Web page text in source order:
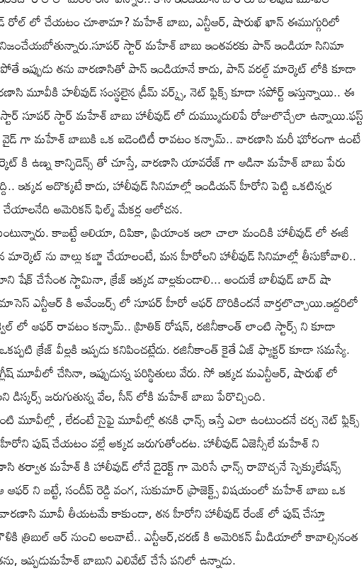
లో చేయటం చూశామా? మహేశ్ బాబు, ఎన్టీఆర్, షారుఖ్ ఖాన్ ఈముగ్గురిలో
స్టార్ మహేశ్ బాబు ఇంతవరకు పాన్ ఇండియా సినిమా
ఇప్పుడు తను వారణాసితో పాన్ ఇండియానే కాదు, పాన్ వరల్డ్ మార్కెట్ లోకి కూడా
మూవీకి హలీవుడ్ సంస్థలైన డ్రీమ్ వర్క్స్, నెట్ ఫ్లిక్స్ కూడా సపోర్ట్ ఇస్తున్నాయి.. ఈ
సూపర్ స్టార్ మహేశ్ బాబు హాలీవుడ్ లో దుమ్ముుదులిపే రోజులొచ్చేలా ఉన్నాయి.ఫస్ట్
గా మహేశ్ బాబుకి ఒక ఐడెంటిటీ రావటం కన్ఫామ్.. వారణాసి మరీ ఘోరంగా ఉంటే
కి ఉణ్న కాన్ఫిడెన్స్ తో చూస్తే, వారణాసి యావరేజ్ గా ఆడినా మహేశ్ బాబు పేరు
ఇక్కడ అదొక్కటే కాదు, హాలీవుడ్ సినిమాల్లో ఇండియన్ హీరోని పెట్టి ఒకటిన్నర
చేయాలనేది అమెరికన్ ఫిల్మ్ మేకర్ల ఆలోచన.
కాబట్టే ఆలియా, దిపికా, ప్రియాంక ఇలా చాలా మందికి హాలీవుడ్ లో ఈజీ
మార్కెట్ ను వాల్లు కబ్జా చేయాలంటే, మన హీరోలని హాలీవుడ్ సినిమాల్లో తీసుకోవాలి..
చేసేంత స్టామినా, క్రేజ్ ఇక్కడ వాల్లకుండాలి... అందుకే బాలీవుడ్ బాద్ షా
ఎన్టీఆర్ కి అవేంజర్స్ లో సూపర్ హీరో ఆఫర్ దొరికిందనే వార్తలొచ్చాయి.ఇద్దరిలో
లో ఆఫర్ రావటం కన్ఫామ్.. హ్రితిక్ రోషన్, రజినీకాంత్ లాంటి స్టార్స్ ని కూడా
క్రేజ్ వీల్లకి ఇప్పడు కనిపించట్లేదు. రజినీకాంత్ కైతే ఏజ్ ఫ్యాక్టర్ కూడా సమస్యే.
మూవీలో చేసినా, ఇప్పుడున్న పరిస్థితులు వేరు. సో ఇక్కడ మఎన్టీఆర్, షారుఖ్ లో
డిస్కర్స్ జరుగుతున్న వేల, సీన్ లోకి మహేశ్ బాబు పేరొచ్చింది.
మూవీల్లో , లేదంటే సైఫై మూవీల్లో తనకి ఛాన్స్ ఇస్తే ఎలా ఉంటుందనే చర్చ నెట్ ఫ్లిక్స్
పుష్ చేయటం వల్లే అక్కడ జరుగుతోందట. హాలీవుడ్ ఏజెన్సీలే మహేశ్ ని
తర్వాత మహేశ్ కి హాలీవుడ్ లోనే డైరెక్ట్ గా మెరిసే ఛాన్స్ రావొచ్చనే స్పెక్కులేషన్స్
ఆఫర్ ని బట్టే, సందీప్ రెడ్డి వంగ, సుకుమార్ ప్రాజెక్ట్స్ విషయంలో మహేశ్ బాబు ఒక
మూవీ తీయటమే కాకుండా, తన హీరోని హాలీవుడ్ రేంజ్ లో పుష్ చేస్తూ
త్రిబుల్ ఆర్ నుంచి అలవాటే.. ఎన్టీఆర్,చరణ్ కి అమెరికన్ మీడియాలో కావాల్సినంత
ఇప్పడుమహేశ్ బాబుని ఎలివేట్ చేసే పనిలో ఉన్నాడు.